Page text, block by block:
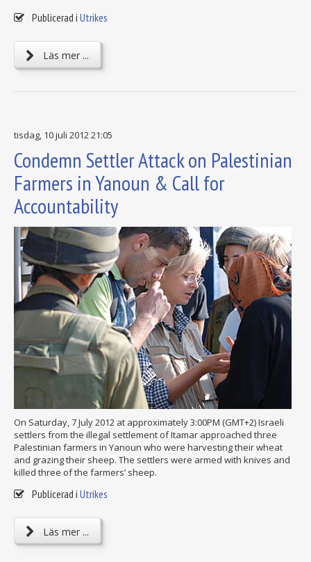
Publicerad i Utrikes
Läs mer ...
tisdag, 10 juli 2012 21:05
Condemn Settler Attack on Palestinian
Farmers in Yanoun & Call for
Accountability
On Saturday, 7 July 2012 at approximately 3:00PM (GMT+2) Israeli
settlers from the illegal settlement of Itamar approached three
Palestinian farmers in Yanoun who were harvesting their wheat
and grazing their sheep. The settlers were armed with knives and
killed three of the farmers’ sheep.
Publicerad i Utrikes
Läs mer ...